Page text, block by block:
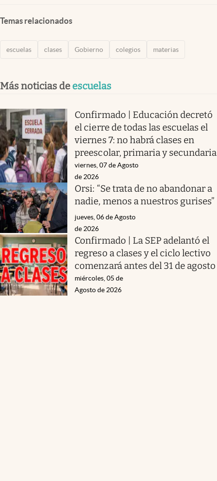
Temas relacionados
escuelas clases Gobierno colegios materias
Más noticias de escuelas
Confirmado | Educación decretó
el cierre de todas las escuelas el
viernes 7: no habrá clases en
preescolar, primaria y secundaria
viernes, 07 de Agosto
de 2026
Orsi: “Se trata de no abandonar a
nadie, menos a nuestros gurises”
jueves, 06 de Agosto
de 2026
Confirmado | La SEP adelantó el
regreso a clases y el ciclo lectivo
comenzará antes del 31 de agosto
miércoles, 05 de
Agosto de 2026